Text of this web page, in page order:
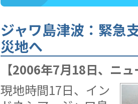
ジャワ島津波：緊急
災地へ
【2006年7月18日、ニ
現地時間17日、イン